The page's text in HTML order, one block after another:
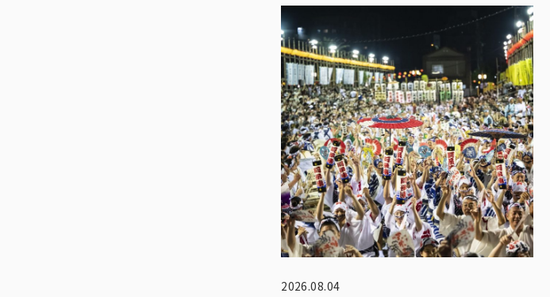
2026.08.04